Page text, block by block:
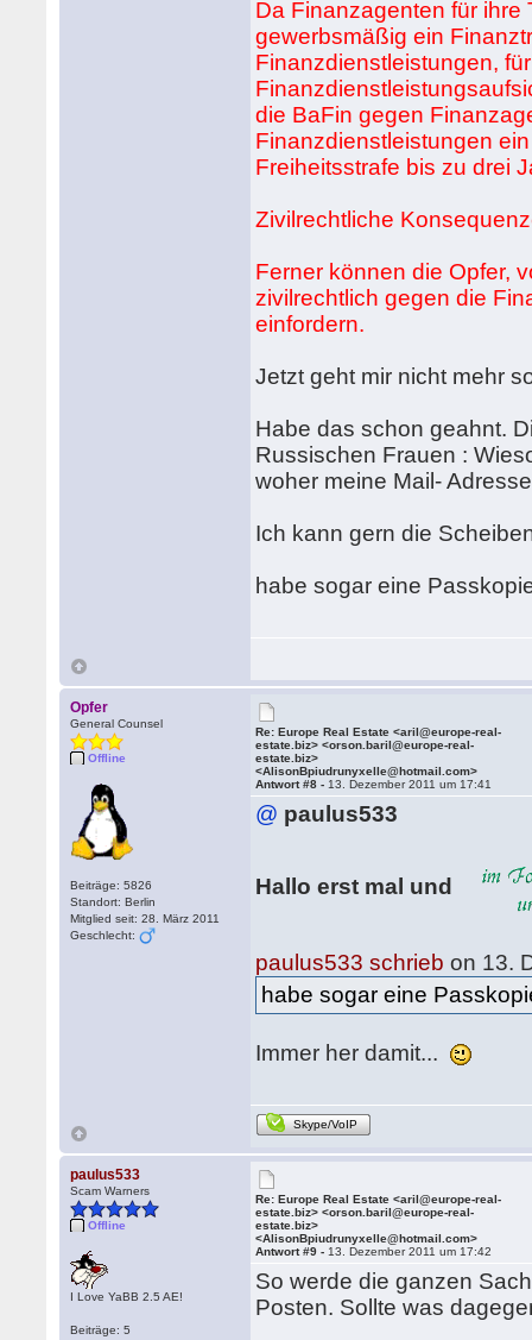
Da Finanzagenten für ihre
gewerbsmäßig ein
Finanzdienstleistungen,
die BaFin gegen
Finanzdienstleistungen
Freiheitsstrafe bis zu drei
Zivilrechtliche
Ferner können die Opfer,
zivilrechtlich gegen die
einfordern.
Jetzt geht mir nicht mehr
Habe das schon geahnt.
Russischen Frauen :
woher meine Mail-
Ich kann gern die
habe sogar eine
Opfer
General Counsel
Offline
Beiträge: 5826
Standort: Berlin
Mitglied seit: 28. März 2011
Geschlecht:
Re: Europe Real Estate <aril@europe-real-
estate.biz> <orson.baril@europe-real-
estate.biz>
<AlisonBpiudrunyxelle@hotmail.com>
Antwort #8 - 13. Dezember 2011 um 17:41
@ paulus533
Hallo erst mal und
paulus533 schrieb on 13.
habe sogar eine
Immer her damit...
Skype/VoIP
paulus533
Scam Warners
Offline
I Love YaBB 2.5 AE!
Beiträge: 5
Re: Europe Real Estate <aril@europe-real-
estate.biz> <orson.baril@europe-real-
estate.biz>
<AlisonBpiudrunyxelle@hotmail.com>
Antwort #9 - 13. Dezember 2011 um 17:42
So werde die ganzen
Posten. Sollte was